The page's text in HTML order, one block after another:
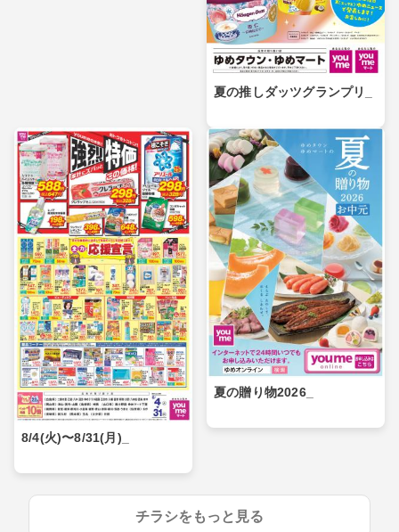
夏の推しダッツグランプリ_
8/4(火)〜8/31(月)_
夏の贈り物2026_
チラシをもっと見る